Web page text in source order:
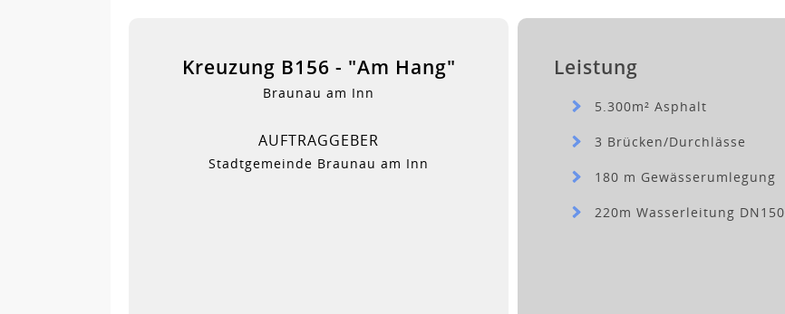
Kreuzung B156 - "Am Hang"
Braunau am Inn
AUFTRAGGEBER
Stadtgemeinde Braunau am Inn
Leistung
5.300m² Asphalt
3 Brücken/Durchlässe
180 m Gewässerumlegung
220m Wasserleitung DN150